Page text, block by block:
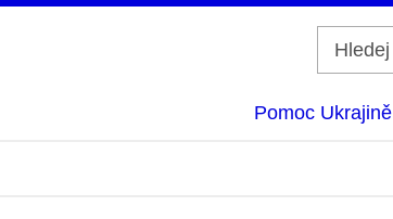
Pomoc Ukrajině